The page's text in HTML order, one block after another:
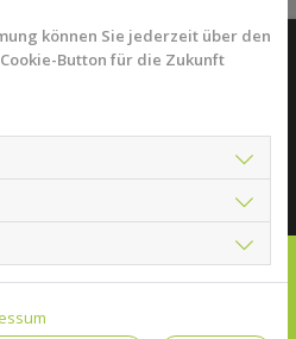
Öhringen
können Sie jederzeit über den
Button für die Zukunft